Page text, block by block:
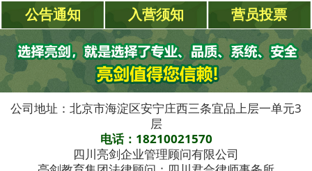
公告通知
入营须知 营员投票
公司地址：北京市海淀区安宁庄西三条宜品上层一单元3
层
电话：18210021570
四川亮剑企业管理顾问有限公司